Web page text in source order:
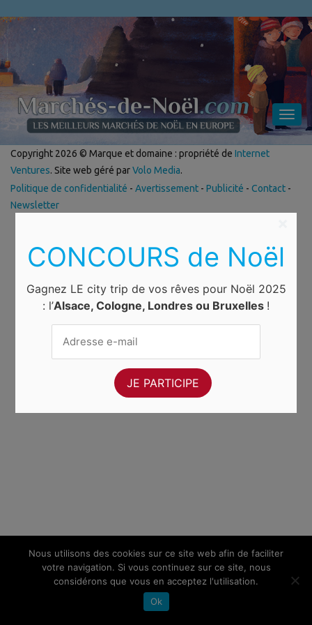
Copyright 2026 © Marque et domaine : propriété de Internet
Ventures. Site web géré parVolo Media.
Politique de confidentialité - Avertissement - Publicité - Contact -
Newsletter
Nous utilisons des cookies sur ce site web afin de faciliter
votre navigation. Si vous continuez sur ce site, nous
considérons que vous en acceptez l'utilisation.
Ok
CONCOURS de Noël
Gagnez LE city trip de vos rêves pour Noël 2025
: l’Alsace, Cologne, Londres ou Bruxelles !